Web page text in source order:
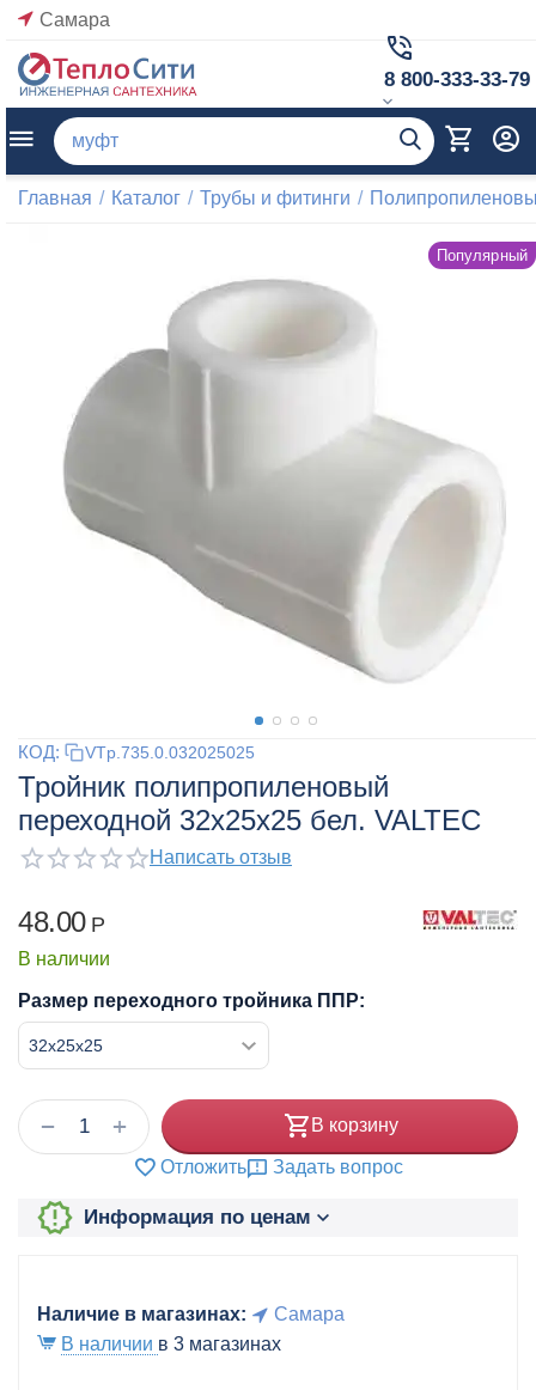
Самара
8 800-333-33-79
Главная / Каталог / Трубы и фитинги /
Популярный
КОД: VTp.735.0.032025025
Тройник полипропиленовый
переходной 32x25x25 бел. VALTEC
Написать отзыв
48.00 Р
В наличии
Размер переходного тройника ППР:
+
− В корзину
Отложить Задать вопрос
Информация по ценам
Наличие в магазинах:
Самара
В наличии в 3 магазинах